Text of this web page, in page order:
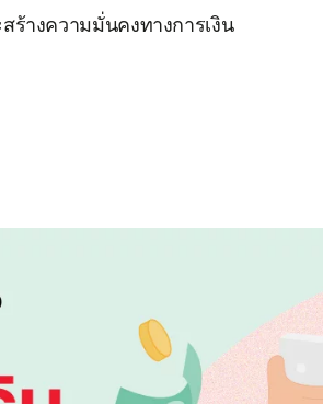
ร้างความมั่นคงทางการเงิน